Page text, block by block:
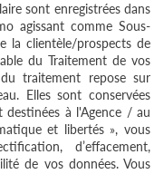
sont enregistrées dans
agissant comme Sous-
la clientèle/prospects de
du Traitement de vos
traitement repose sur
Elles sont conservées
destinées à l'Agence / au
et libertés », vous
d’effacement,
de vos données. Vous